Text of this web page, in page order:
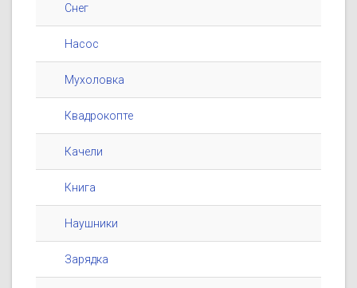
Снег
Насос
Мухоловка
Квадрокопте
Качели
Книга
Наушники
Зарядка